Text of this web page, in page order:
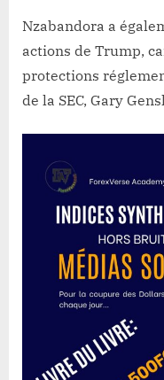
Nzabandora a
actions de Trump,
protections
de la SEC, Gary